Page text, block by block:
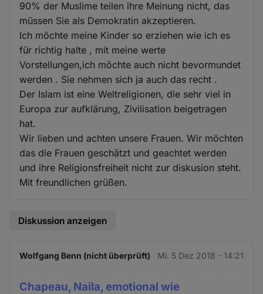
90% der Muslime teilen ihre Meinung nicht, das
müssen Sie als Demokratin akzeptieren.
Ich möchte meine Kinder so erziehen wie ich es
für richtig halte , mit meine werte
Vorstellungen,ich möchte auch nicht bevormundet
werden . Sie nehmen sich ja auch das recht .
Der Islam ist eine Weltreligionen, die sehr viel in
Europa zur aufklärung, Zivilisation beigetragen
hat.
Wir lieben und achten unsere Frauen. Wir möchten
das die Frauen geschätzt und geachtet werden
und ihre Religionsfreiheit nicht zur diskusion steht.
Mit freundlichen grüßen.
Diskussion anzeigen
Wolfgang Benn (nicht überprüft) Mi. 5 Dez 2018 - 14:21
Chapeau, Naila, emotional wie